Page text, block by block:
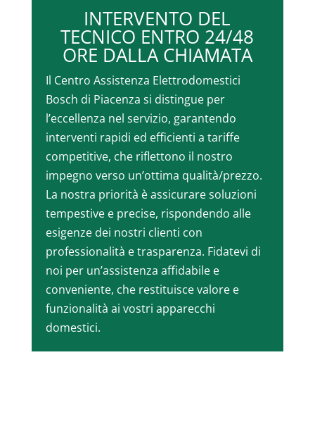
INTERVENTO DEL
TECNICO ENTRO 24/48
ORE DALLA CHIAMATA
Il Centro Assistenza Elettrodomestici
Bosch di Piacenza si distingue per
l’eccellenza nel servizio, garantendo
interventi rapidi ed efficienti a tariffe
competitive, che riflettono il nostro
impegno verso un’ottima qualità/prezzo.
La nostra priorità è assicurare soluzioni
tempestive e precise, rispondendo alle
esigenze dei nostri clienti con
professionalità e trasparenza. Fidatevi di
noi per un’assistenza affidabile e
conveniente, che restituisce valore e
funzionalità ai vostri apparecchi
domestici.